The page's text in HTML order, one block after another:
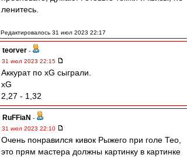
ленитесь.
Редактировалось 31 июл 2023 22:17
teorver -
31 июл 2023 22:15
Аккурат по xG сыграли.
xG
2,27 - 1,32
RuFFiaN -
31 июл 2023 22:10
Очень понравился кивок Рыжего при голе Тео,
это прям мастера должны картинку в картинке